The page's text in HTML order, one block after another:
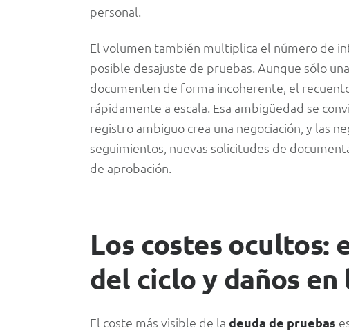
personal.
El volumen también multiplica el número de
posible desajuste de pruebas. Aunque sólo
documenten de forma incoherente, el
rápidamente a escala. Esa ambigüedad se
registro ambiguo crea una negociación, y las
seguimientos, nuevas solicitudes de
de aprobación.
Los costes ocultos:
del ciclo y daños
El coste más visible de la deuda de pruebas